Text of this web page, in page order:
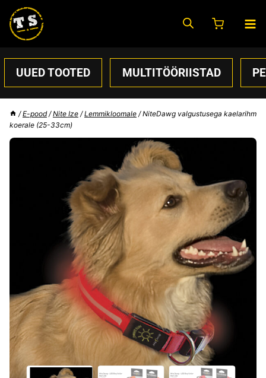
content
UUED TOOTED MULTITÖÖRIISTAD
/ E-pood / Nite Ize / Lemmikloomale / NiteDawg valgustusega kaelarihm
koerale (25-33cm)